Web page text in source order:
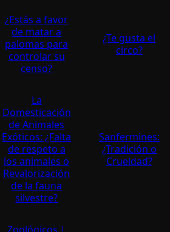
¿Estás a favor
de matar a
palomas para
controlar su
censo?
¿Te gusta el
circo?
La
Domesticación
de Animales
Exóticos: ¿Falta
de respeto a
los animales o
Revalorización
de la fauna
silvestre?
Sanfermines:
¿Tradición o
Crueldad?